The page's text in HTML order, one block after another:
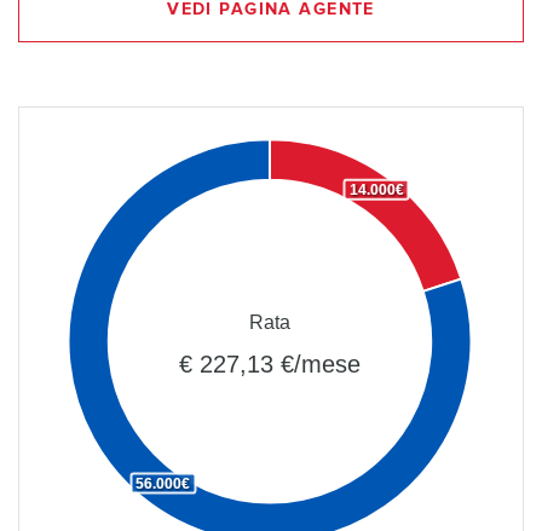
VEDI PAGINA AGENTE
14.000€
56.000€
Rata
€ 227,13 €/mese